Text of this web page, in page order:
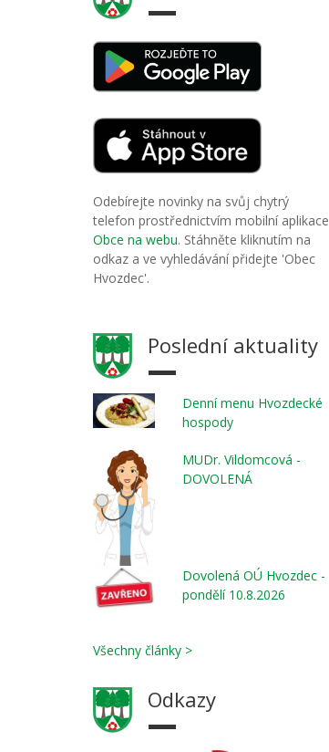
Odebírejte novinky na svůj chytrý
telefon prostřednictvím mobilní aplikace
Obce na webu. Stáhněte kliknutím na
odkaz a ve vyhledávání přidejte 'Obec
Hvozdec'.
Poslední aktuality
Denní menu Hvozdecké
hospody
MUDr. Vildomcová -
DOVOLENÁ
Dovolená OÚ Hvozdec -
pondělí 10.8.2026
Všechny články >
Odkazy